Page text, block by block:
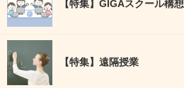
【特集】GIGAスクール構想
【特集】遠隔授業